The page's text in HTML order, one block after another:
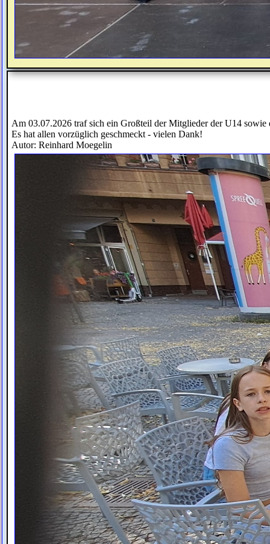
Am 03.07.2026 traf sich ein Großteil der Mitglieder der U14 sowie
Es hat allen vorzüglich geschmeckt - vielen Dank!
Autor: Reinhard Moegelin